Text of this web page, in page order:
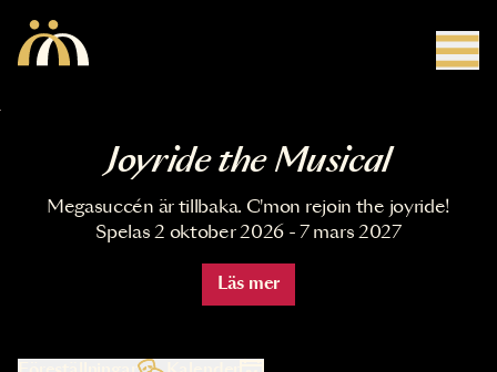
Joyride the Musical
Megasuccén är tillbaka. C'mon rejoin the joyride!
Spelas 2 oktober 2026 - 7 mars 2027
Läs mer